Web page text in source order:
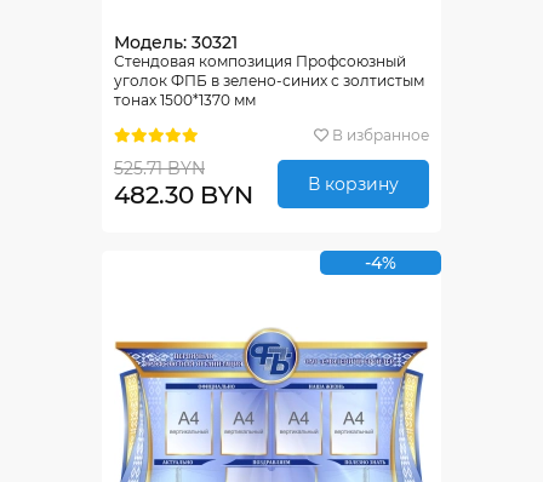
Модель: 30321
Стендовая композиция Профсоюзный
уголок ФПБ в зелено-синих с золтистым
тонах 1500*1370 мм
В избранное
525.71 BYN
482.30 BYN В корзину
-4%